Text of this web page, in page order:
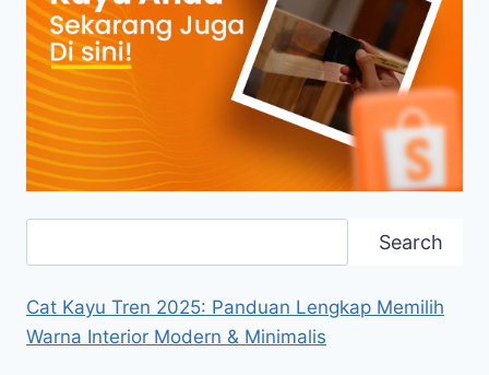
Search
Cat Kayu Tren 2025: Panduan Lengkap Memilih
Warna Interior Modern & Minimalis